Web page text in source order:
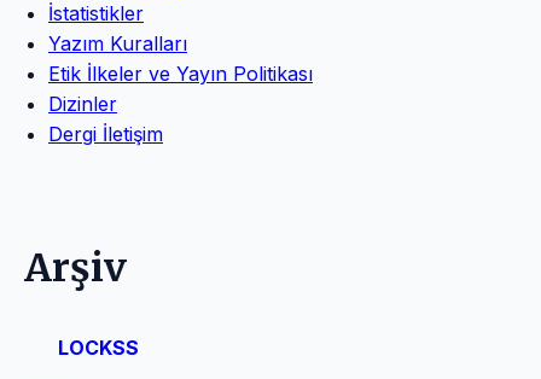
İstatistikler
Yazım Kuralları
Etik İlkeler ve Yayın Politikası
Dizinler
Dergi İletişim
Arşiv
LOCKSS